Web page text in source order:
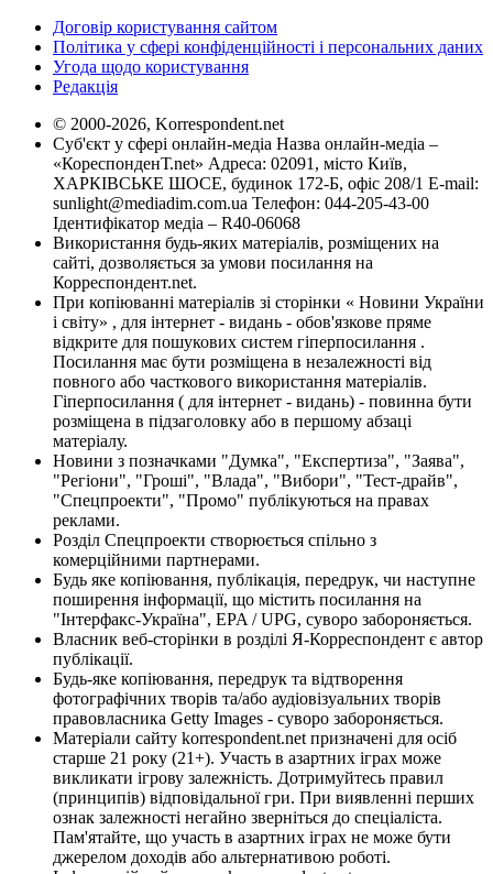
Договір користування сайтом
Політика у сфері конфіденційності і персональних даних
Угода щодо користування
Редакція
© 2000-2026, Korrespondent.net
Суб'єкт у сфері онлайн-медіа Назва онлайн-медіа –
«КореспонденТ.net» Адреса: 02091, місто Київ,
ХАРКІВСЬКЕ ШОСЕ, будинок 172-Б, офіс 208/1 E-mail:
sunlight@mediadim.com.ua Телефон: 044-205-43-00
Ідентифікатор медіа – R40-06068
Використання будь-яких матеріалів, розміщених на
сайті, дозволяється за умови посилання на
Корреспондент.net.
При копіюванні матеріалів зі сторінки « Новини України
і світу» , для інтернет - видань - обов'язкове пряме
відкрите для пошукових систем гіперпосилання .
Посилання має бути розміщена в незалежності від
повного або часткового використання матеріалів.
Гіперпосилання ( для інтернет - видань) - повинна бути
розміщена в підзаголовку або в першому абзаці
матеріалу.
Новини з позначками "Думка", "Експертиза", "Заява",
"Регіони", "Гроші", "Влада", "Вибори", "Тест-драйв",
"Спецпроекти", "Промо" публікуються на правах
реклами.
Розділ Спецпроекти створюється спільно з
комерційними партнерами.
Будь яке копіювання, публікація, передрук, чи наступне
поширення інформації, що містить посилання на
"Інтерфакс-Україна", EPA / UPG, суворо забороняється.
Власник веб-сторінки в розділі Я-Корреспондент є автор
публікації.
Будь-яке копіювання, передрук та відтворення
фотографічних творів та/або аудіовізуальних творів
правовласника Getty Images - суворо забороняється.
Матеріали сайту korrespondent.net призначені для осіб
старше 21 року (21+). Участь в азартних іграх може
викликати ігрову залежність. Дотримуйтесь правил
(принципів) відповідальної гри. При виявленні перших
ознак залежності негайно зверніться до спеціаліста.
Пам'ятайте, що участь в азартних іграх не може бути
джерелом доходів або альтернативою роботі.